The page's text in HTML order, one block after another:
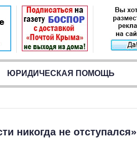
ЮРИДИЧЕСКАЯ ПОМОЩЬ
никогда не отступался»